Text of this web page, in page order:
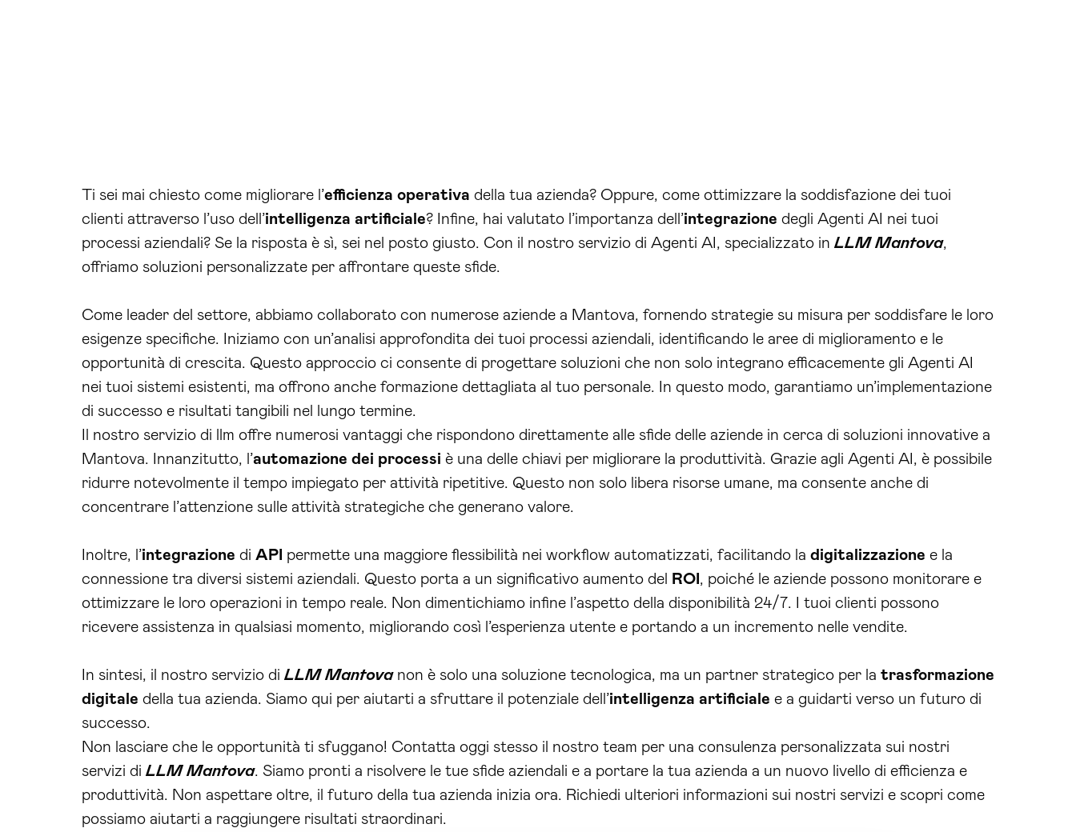
Ti sei mai chiesto come migliorare l’efficienza operativa della tua azienda? Oppure, come ottimizzare la soddisfazione dei tuoi
clienti attraverso l’uso dell’intelligenza artificiale? Infine, hai valutato l’importanza dell’integrazione degli Agenti AI nei tuoi
processi aziendali? Se la risposta è sì, sei nel posto giusto. Con il nostro servizio di Agenti AI, specializzato in LLM Mantova,
offriamo soluzioni personalizzate per affrontare queste sfide.
Come leader del settore, abbiamo collaborato con numerose aziende a Mantova, fornendo strategie su misura per soddisfare le loro
esigenze specifiche. Iniziamo con un’analisi approfondita dei tuoi processi aziendali, identificando le aree di miglioramento e le
opportunità di crescita. Questo approccio ci consente di progettare soluzioni che non solo integrano efficacemente gli Agenti AI
nei tuoi sistemi esistenti, ma offrono anche formazione dettagliata al tuo personale. In questo modo, garantiamo un’implementazione
di successo e risultati tangibili nel lungo termine.
Il nostro servizio di llm offre numerosi vantaggi che rispondono direttamente alle sfide delle aziende in cerca di soluzioni innovative a
Mantova. Innanzitutto, l’automazione dei processi è una delle chiavi per migliorare la produttività. Grazie agli Agenti AI, è possibile
ridurre notevolmente il tempo impiegato per attività ripetitive. Questo non solo libera risorse umane, ma consente anche di
concentrare l’attenzione sulle attività strategiche che generano valore.
Inoltre, l’integrazione di API permette una maggiore flessibilità nei workflow automatizzati, facilitando la digitalizzazione e la
connessione tra diversi sistemi aziendali. Questo porta a un significativo aumento del
ROI , poiché le aziende possono monitorare e
ottimizzare le loro operazioni in tempo reale. Non dimentichiamo infine l’aspetto della disponibilità 24/7. I tuoi clienti possono
ricevere assistenza in qualsiasi momento, migliorando così l’esperienza utente e portando a un incremento nelle vendite.
In sintesi, il nostro servizio di LLM Mantovanon è solo una soluzione tecnologica, ma un partner strategico per la trasformazione
digitale della tua azienda. Siamo qui per aiutarti a sfruttare il potenziale dell’intelligenza artificiale e a guidarti verso un futuro di
successo.
Non lasciare che le opportunità ti sfuggano! Contatta oggi stesso il nostro team per una consulenza personalizzata sui nostri
servizi di LLM Mantova. Siamo pronti a risolvere le tue sfide aziendali e a portare la tua azienda a un nuovo livello di efficienza e
produttività. Non aspettare oltre, il futuro della tua azienda inizia ora. Richiedi ulteriori informazioni sui nostri servizi e scopri come
possiamo aiutarti a raggiungere risultati straordinari.